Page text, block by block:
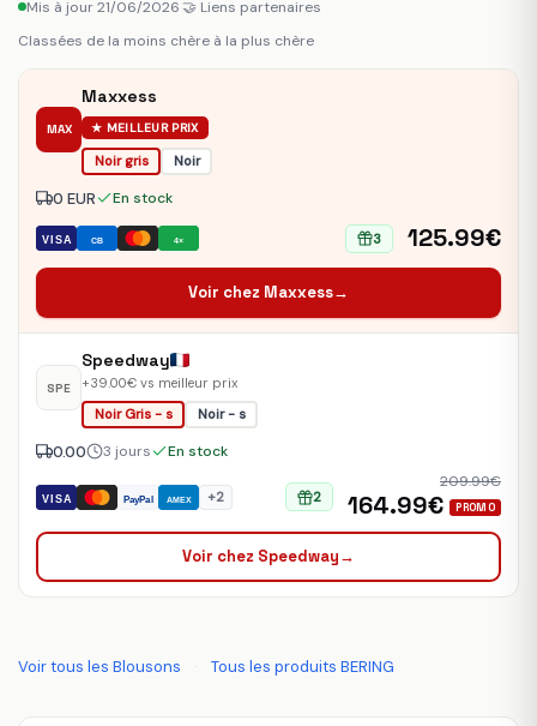
Mis à jour 21/06/2026🤝 Liens partenaires
Classées de la moins chère à la plus chère
MAX
Maxxess
★ MEILLEUR PRIX
Noir gris Noir
VISA CB 4×
0 EUR En stock
3 125.99€
Voir chez Maxxess→
SPE
Speedway
+39.00€ vs meilleur prix
Noir Gris - s
Noir - s
VISA PayPal AMEX +2
0.00 3 jours En stock
2
209.99€
164.99€ PROMO
Voir chez Speedway→
Voir tous les Blousons · Tous les produits BERING